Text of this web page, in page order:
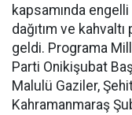
kapsamında
dağıtım ve
geldi. Programa
Parti Onikişubat
Malulü Gaziler,
Kahramanmaraş